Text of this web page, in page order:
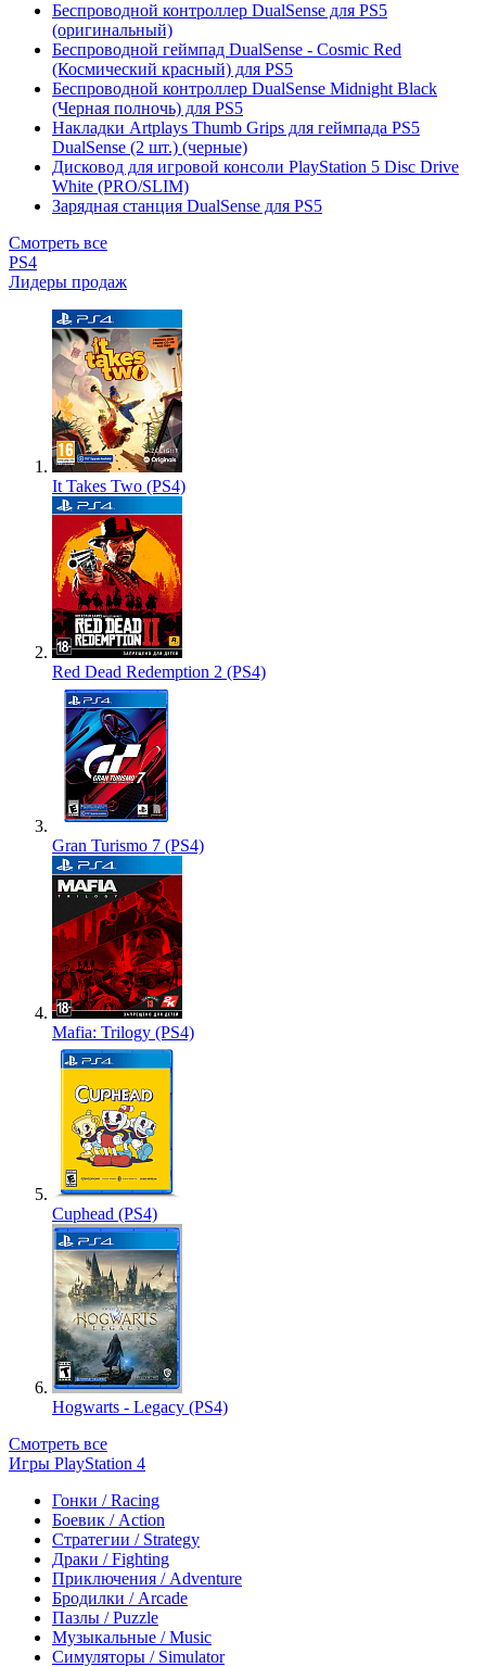
Беспроводной контроллер DualSense для PS5
(оригинальный)
Беспроводной геймпад DualSense - Cosmic Red
(Космический красный) для PS5
Беспроводной контроллер DualSense Midnight Black
(Черная полночь) для PS5
Накладки Artplays Thumb Grips для геймпада PS5
DualSense (2 шт.) (черные)
Дисковод для игровой консоли PlayStation 5 Disc Drive
White (PRO/SLIM)
Зарядная станция DualSense для PS5
Смотреть все
PS4
Лидеры продаж
It Takes Two (PS4)
Red Dead Redemption 2 (PS4)
Gran Turismo 7 (PS4)
Mafia: Trilogy (PS4)
Cuphead (PS4)
Hogwarts - Legacy (PS4)
Смотреть все
Игры PlayStation 4
Гонки / Racing
Боевик / Action
Стратегии / Strategy
Драки / Fighting
Приключения / Adventure
Бродилки / Arcade
Пазлы / Puzzle
Музыкальные / Music
Симуляторы / Simulator